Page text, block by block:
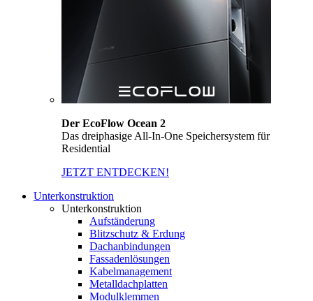
Der EcoFlow Ocean 2
Das dreiphasige All-In-One Speichersystem für
Residential
JETZT ENTDECKEN!
Unterkonstruktion
Unterkonstruktion
Aufständerung
Blitzschutz & Erdung
Dachanbindungen
Fassadenlösungen
Kabelmanagement
Metalldachplatten
Modulklemmen